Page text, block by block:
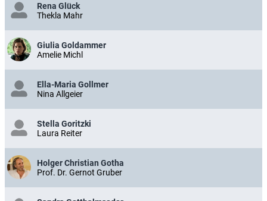
Rena Glück
Thekla Mahr
Giulia Goldammer
Amelie Michl
Ella-Maria Gollmer
Nina Allgeier
Stella Goritzki
Laura Reiter
Holger Christian Gotha
Prof. Dr. Gernot Gruber